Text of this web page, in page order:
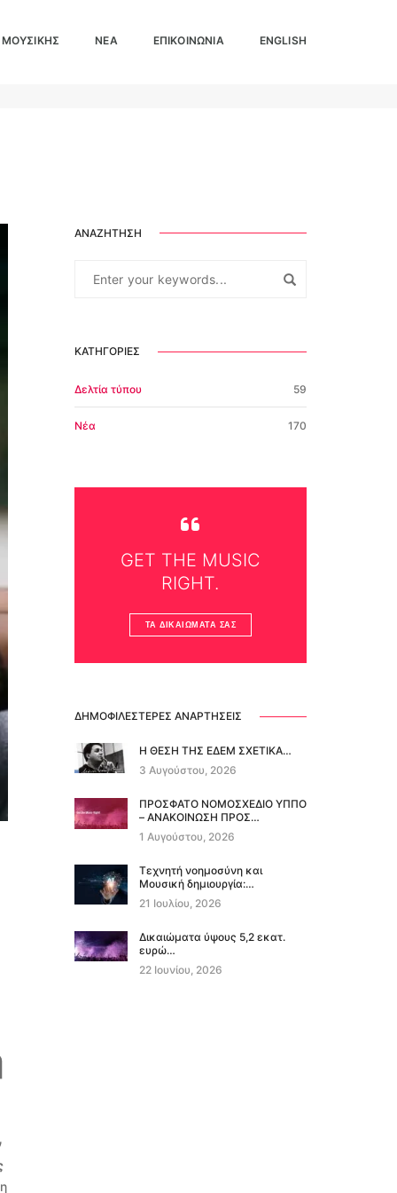
ΝΕΑ ΕΠΙΚΟΙΝΩΝΊΑ ENGLISH
Νέα
ΑΝΑΖΉΤΗΣΗ
ΚΑΤΗΓΟΡΊΕΣ
Δελτία τύπου 59
Νέα 170
GET THE MUSIC
RIGHT.
ΤΑ ΔΙΚΑΙΏΜΑΤΆ ΣΑΣ
ΔΗΜΟΦΙΛΈΣΤΕΡΕΣ ΑΝΑΡΤΉΣΕΙΣ
Η ΘΕΣΗ ΤΗΣ ΕΔΕΜ ΣΧΕΤΙΚΑ…
3 Αυγούστου, 2026
ΠΡΟΣΦΑΤΟ ΝΟΜΟΣΧΕΔΙΟ ΥΠΠΟ
– ΑΝΑΚΟΙΝΩΣΗ ΠΡΟΣ…
1 Αυγούστου, 2026
Τεχνητή νοημοσύνη και
Μουσική δημιουργία:…
21 Ιουλίου, 2026
Δικαιώματα ύψους 5,2 εκατ.
ευρώ…
22 Ιουνίου, 2026